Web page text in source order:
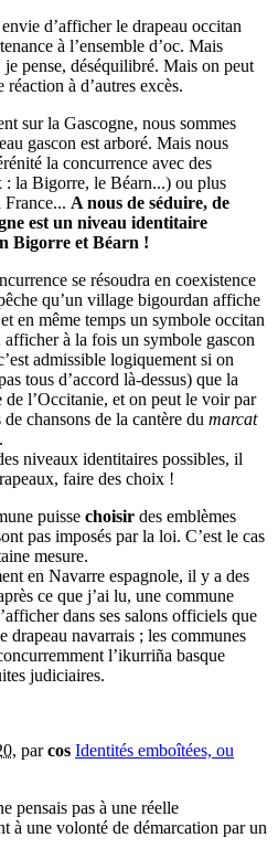
d’afficher le drapeau occitan
à l’ensemble d’oc. Mais
je pense, déséquilibré. Mais on peut
à d’autres excès.
sur la Gascogne, nous sommes
gascon est arboré. Mais nous
la concurrence avec des
: la Bigorre, le Béarn...) ou plus
France... A nous de séduire, de
est un niveau identitaire
Bigorre et Béarn !
se résoudra en coexistence
qu’un village bigourdan affiche
en même temps un symbole occitan
à la fois un symbole gascon
admissible logiquement si on
tous d’accord là-dessus) que la
de l’Occitanie, et on peut le voir par
chansons de la cantère du marcat
niveaux identitaires possibles, il
faire des choix !
puisse choisir des emblèmes
pas imposés par la loi. C’est le cas
mesure.
en Navarre espagnole, il y a des
ce que j’ai lu, une commune
dans ses salons officiels que
drapeau navarrais ; les communes
l’ikurriña basque
judiciaires.
, parcos Identités emboîtées, ou
pensais pas à une réelle
à une volonté de démarcation par un